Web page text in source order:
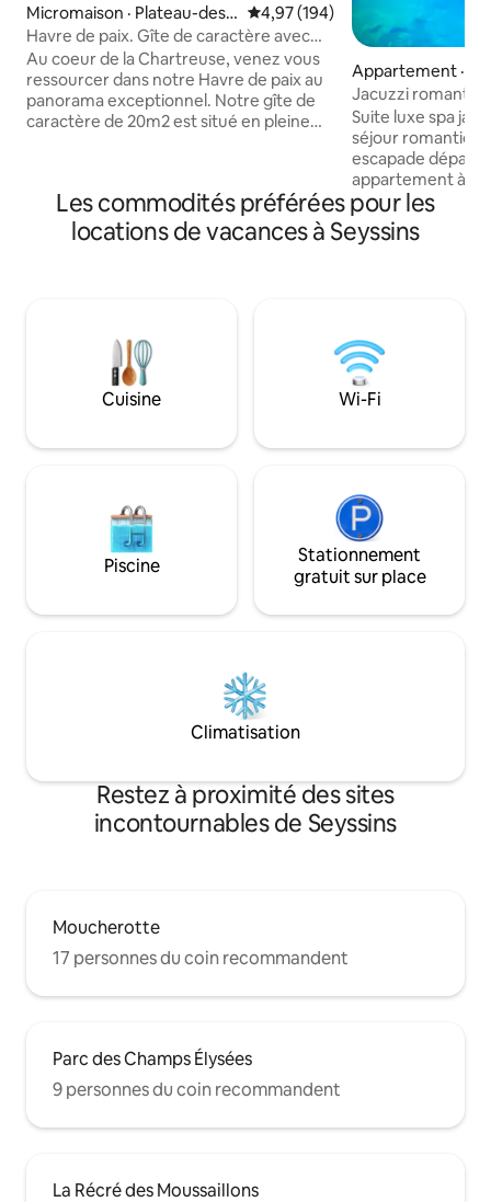
Micromaison · Plateau-des-
Petites-Roches
Note moyenne de 4,97 sur 5,
4,97 (194)
Havre de paix. Gîte de caractère avec
sauna
Au coeur de la Chartreuse, venez vous
ressourcer dans notre Havre de paix au
panorama exceptionnel. Notre gîte de
caractère de 20m2 est situé en pleine
sauna panoramique (avec supplément).
Station de ski, parapente, sentiers de
randonnée au départ du gîte. Amoureux
Appartement ·
Jacuzzi
Gare proche
Suite luxe spa
séjour romantique Offrez-vous
escapade
appartement à
pour un week-
séjour de détente. Profitez
véritable spa
vous : tout est
permettre de
profiter
Les commodités préférées pour les
locations de vacances à Seyssins
Cuisine Wi-Fi
Piscine
Stationnement
gratuit sur place
Climatisation
Restez à proximité des sites
incontournables de Seyssins
Moucherotte
17 personnes du coin recommandent
Parc des Champs Élysées
9 personnes du coin recommandent
La Récré des Moussaillons